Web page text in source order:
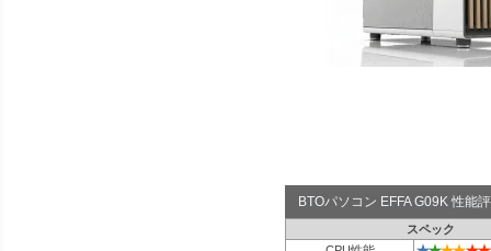
BTOパソコン EFFA G09K 性能
スペック